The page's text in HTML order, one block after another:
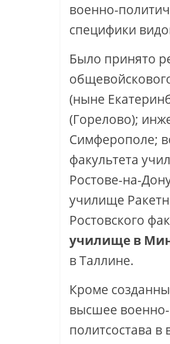
военно-
специфики
Было принято
(ныне
(Горелово);
Симферополе;
факультета
Ростове-на-
училище
Ростовского
училище в
в Таллине.
Кроме
высшее
политсостава